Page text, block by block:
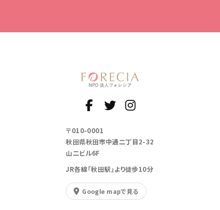
〒010-0001
秋田県秋田市中通二丁目2-32
山二ビル6F
JR各線「秋田駅」より徒歩10分
Google mapで見る